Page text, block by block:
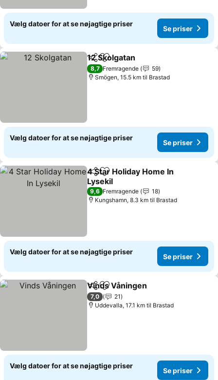
Vælg datoer for at se nøjagtige priser
Se priser
Del Føj til favoritter
12 Skolgatan
8,7 Fremragende
59
Smögen, 15.5 km til Brastad
Vælg datoer for at se nøjagtige priser
Se priser
Del Føj til favoritter
4 Star Holiday Home In
Lysekil
Se priser
9,6 Fremragende
18
Kungshamn, 8.3 km til Brastad
Vælg datoer for at se nøjagtige priser
Se priser
Del Føj til favoritter
Vinds Våningen
7,0
21
Uddevalla, 17.1 km til Brastad
Vælg datoer for at se nøjagtige priser
Se priser